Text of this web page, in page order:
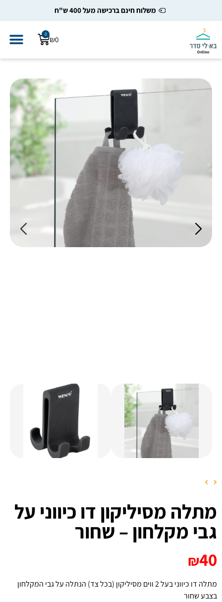
משלוח חינם ברכישה מעל 400 ש"ח
₪
0
מתלה מסיליקון דו כיווני על
גבי מקלחון – שחור
₪40
מתלה דו כיווני בעל 2 ווים מסיליקון (בכל צד) הנתלה על גבי המקלחון
בצבע שחור